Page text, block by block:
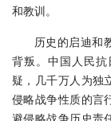
和教训。
历史的启迪和
背叛。中国人民
疑，几千万人为独
侵略战争性质的言
避侵略战争历史责